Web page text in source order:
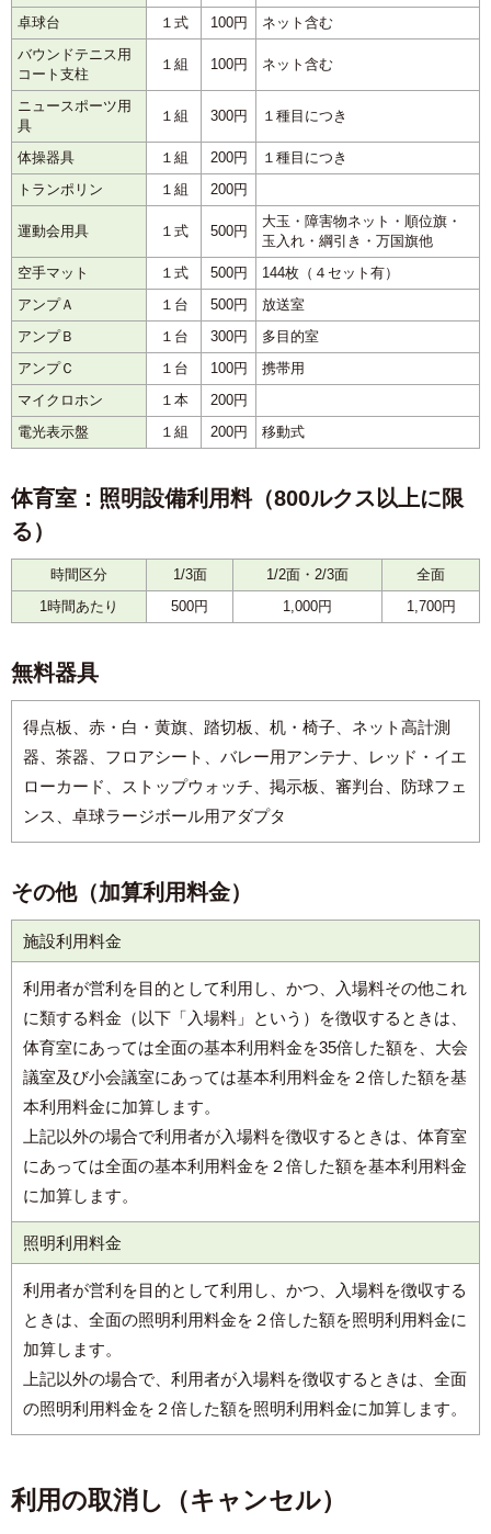
卓球台 １式 100円
ネット含む
バウンドテニス用
コート支柱
１組 100円 ネット含む
ニュースポーツ用
具
１組 300円 １種目につき
体操器具 １組 200円
１種目につき
トランポリン
１組 200円
運動会用具 １式 500円
大玉・障害物ネット・順位旗・
玉入れ・綱引き・万国旗他
空手マット
１式 500円
144枚（４セット有）
アンプＡ
１台 500円
放送室
アンプＢ
１台 300円
多目的室
アンプＣ
１台 100円
携帯用
マイクロホン
１本
200円
電光表示盤
１組 200円 移動式
体育室：照明設備利用料（800ルクス以上に限
る）
時間区分 1/3面 1/2面・2/3面
全面
1時間あたり
500円 1,000円 1,700円
無料器具
得点板、赤・白・黄旗、踏切板、机・椅子、ネット高計測
器、茶器、フロアシート、バレー用アンテナ、レッド・イエ
ローカード、ストップウォッチ、掲示板、審判台、防球フェ
ンス、卓球ラージボール用アダプタ
その他（加算利用料金）
施設利用料金
利用者が営利を目的として利用し、かつ、入場料その他これ
に類する料金（以下「入場料」という）を徴収するときは、
体育室にあっては全面の基本利用料金を35倍した額を、大会
議室及び小会議室にあっては基本利用料金を２倍した額を基
本利用料金に加算します。
上記以外の場合で利用者が入場料を徴収するときは、体育室
にあっては全面の基本利用料金を２倍した額を基本利用料金
に加算します。
照明利用料金
利用者が営利を目的として利用し、かつ、入場料を徴収する
ときは、全面の照明利用料金を２倍した額を照明利用料金に
加算します。
上記以外の場合で、利用者が入場料を徴収するときは、全面
の照明利用料金を２倍した額を照明利用料金に加算します。
利用の取消し（キャンセル）